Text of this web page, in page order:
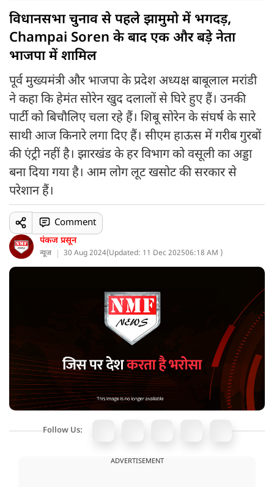
विधानसभा चुनाव से पहले झामुमो में भगदड़,
Champai Soren के बाद एक और बड़े नेता
भाजपा में शामिल
पूर्व मुख्यमंत्री और भाजपा के प्रदेश अध्यक्ष बाबूलाल मरांडी
ने कहा कि हेमंत सोरेन खुद दलालों से घिरे हुए हैं। उनकी
पार्टी को बिचौलिए चला रहे हैं। शिबू सोरेन के संघर्ष के सारे
साथी आज किनारे लगा दिए हैं। सीएम हाऊस में गरीब गुरबों
की एंट्री नहीं है। झारखंड के हर विभाग को वसूली का अड्डा
बना दिया गया है। आम लोग लूट खसोट की सरकार से
परेशान हैं।
पंकज प्रसून
न्यूज 30 Aug 2024(Updated: 11 Dec 202506:18 AM )
Comment
Follow Us:
ADVERTISEMENT